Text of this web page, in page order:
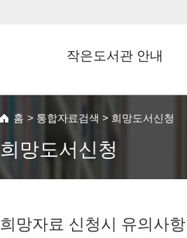
작은도서관 안내
지도에서찾기
자료이용 안내
회원가입 안내
모바일 회원증
홈 > 통합자료검색 > 희망도서신청
희망도서신청
희망자료 신청시 유의사항